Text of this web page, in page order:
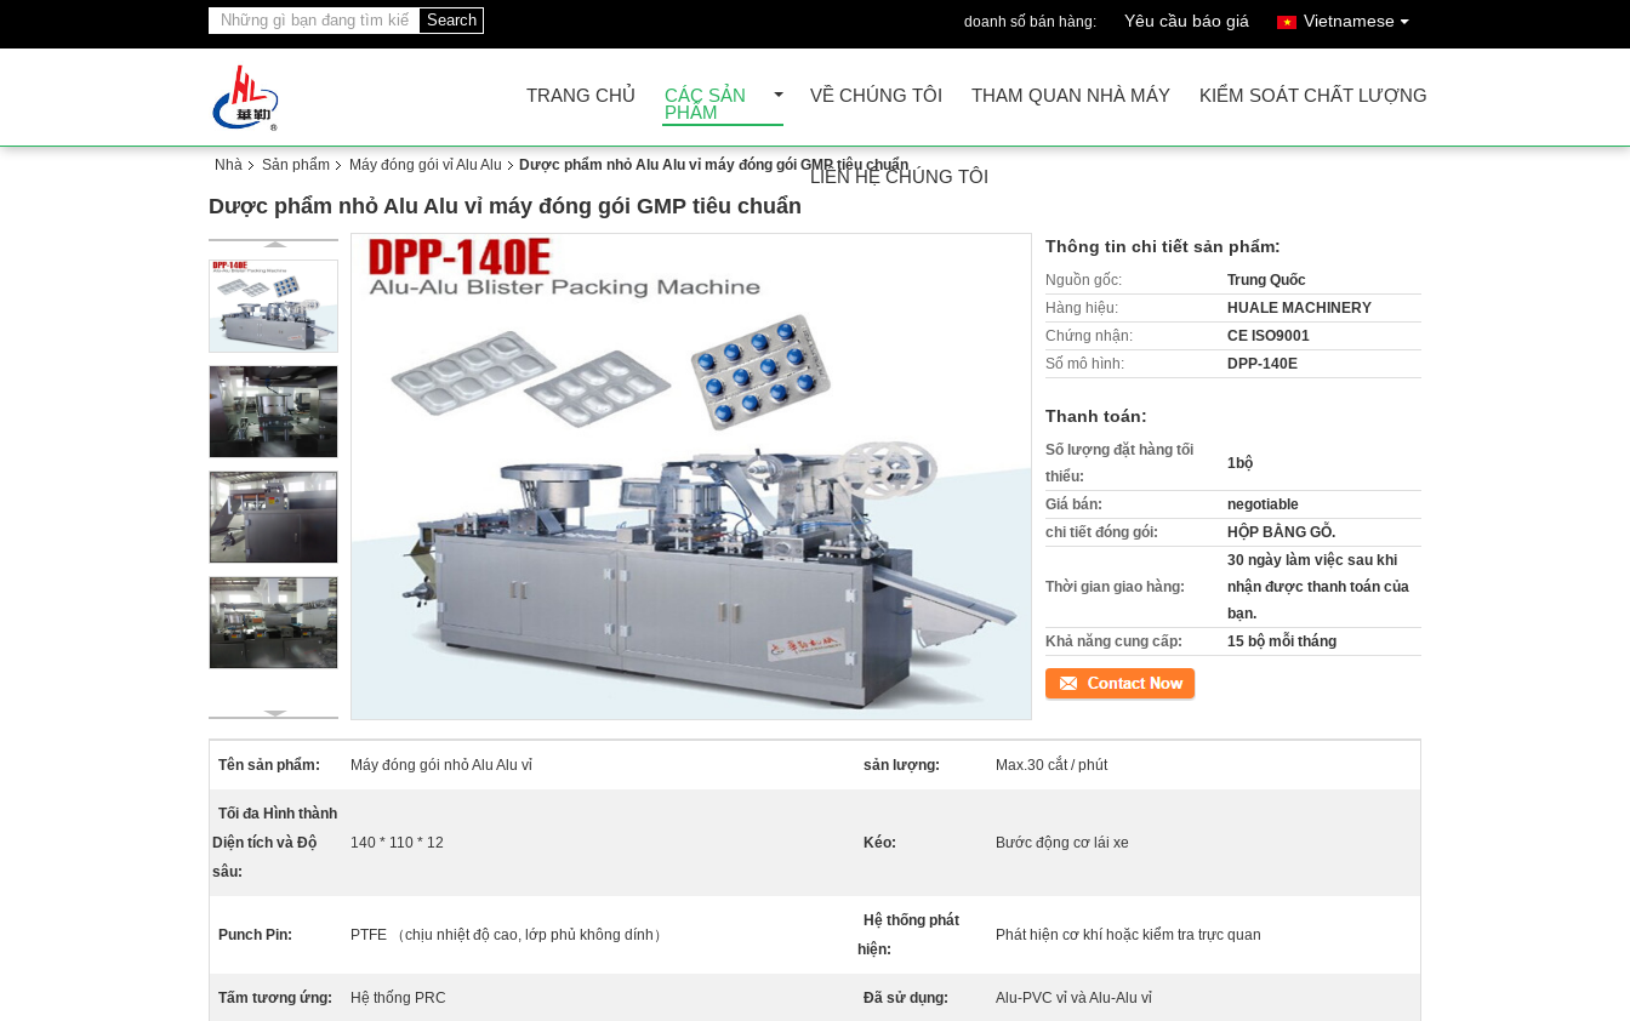
Search doanh số bán hàng: Yêu cầu báo giá Vietnamese
TRANG CHỦ
CÁC SẢN
PHẨM
VỀ CHÚNG TÔI THAM QUAN NHÀ MÁY KIỂM SOÁT CHẤT LƯỢNG
LIÊN HỆ CHÚNG TÔI
Nhà Sản phẩm Máy đóng gói vỉ Alu Alu Dược phẩm nhỏ Alu Alu vỉ máy đóng gói GMP tiêu chuẩn
Dược phẩm nhỏ Alu Alu vỉ máy đóng gói GMP tiêu chuẩn
Thông tin chi tiết sản phẩm:
Nguồn gốc:
Trung Quốc
Hàng hiệu:
HUALE MACHINERY
Chứng nhận:
CE ISO9001
Số mô hình:
DPP-140E
Thanh toán:
Số lượng đặt hàng tối
thiểu:
1bộ
Giá bán:
negotiable
chi tiết đóng gói:
HỘP BẰNG GỖ.
Thời gian giao hàng:
30 ngày làm việc sau khi
nhận được thanh toán của
bạn.
Khả năng cung cấp:
15 bộ mỗi tháng
Tiếp xúc
Tên sản phẩm: Máy đóng gói nhỏ Alu Alu vỉ sản lượng: Max.30 cắt / phút
Tối đa Hình thành
Diện tích và Độ
sâu:
140 * 110 * 12 Kéo: Bước động cơ lái xe
Punch Pin: PTFE （chịu nhiệt độ cao, lớp phủ không dính）
Hệ thống phát
hiện:
Phát hiện cơ khí hoặc kiểm tra trực quan
Tấm tương ứng: Hệ thống PRC Đã sử dụng: Alu-PVC vỉ và Alu-Alu vỉ